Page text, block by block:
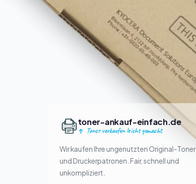
toner-ankauf-einfach.de
Toner verkaufen leicht gemacht
Wir kaufen Ihre ungenutzten Original-Toner
und Druckerpatronen. Fair, schnell und
unkompliziert.